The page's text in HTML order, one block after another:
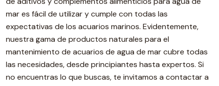
mar es fácil de utilizar y cumple con todas las
expectativas de los acuarios marinos. Evidentemente,
nuestra gama de productos naturales para el
mantenimiento de acuarios de agua de mar cubre todas
las necesidades, desde principiantes hasta expertos. Si
no encuentras lo que buscas, te invitamos a contactar a